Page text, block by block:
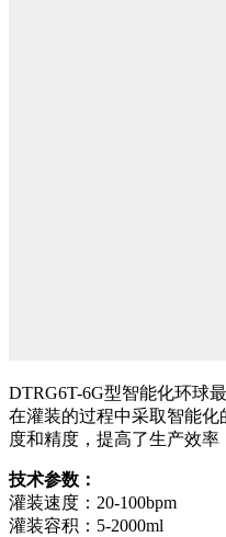
DTRG6T-6G型智能化环球
在灌装的过程中采取智能
度和精度，提高了生产效率
技术参数：
灌装速度：20-100bpm
灌装容积：5-2000ml